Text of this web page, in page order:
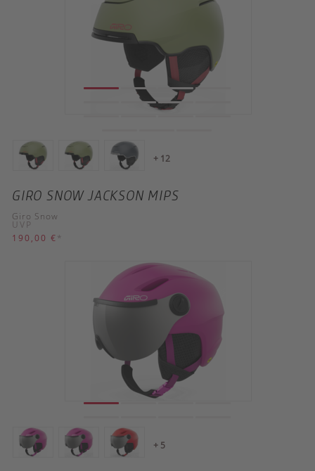
+ 12
GIRO SNOW JACKSON MIPS
Giro Snow
UVP
190,00 € *
+ 5